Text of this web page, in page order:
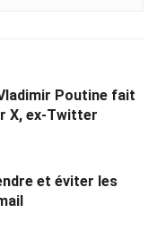
Poutine fait
X, ex-Twitter
et éviter les